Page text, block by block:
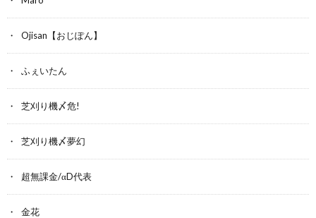
Ojisan【おじぽん】
ふぇいたん
芝刈り機〆危!
芝刈り機〆夢幻
超無課金/αD代表
金花